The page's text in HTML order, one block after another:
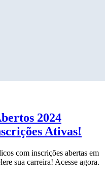
2024
Ativas!
com inscrições abertas em
sua carreira! Acesse agora.